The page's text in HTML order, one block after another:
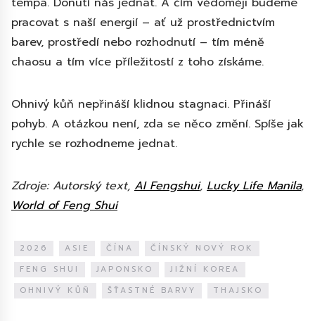
pracovat s naší energií – ať už prostřednictvím
barev, prostředí nebo rozhodnutí – tím méně
chaosu a tím více příležitostí z toho získáme.
Ohnivý kůň nepřináší klidnou stagnaci. Přináší
pohyb. A otázkou není, zda se něco změní. Spíše jak
rychle se rozhodneme jednat.
Zdroje: Autorský text, AI Fengshui, Lucky Life Manila,
World of Feng Shui
2026 ASIE ČÍNA
ČÍNSKÝ NOVÝ ROK
FENG SHUI
JAPONSKO
JIŽNÍ KOREA
OHNIVÝ KŮŇ
ŠŤASTNÉ BARVY THAJSKO